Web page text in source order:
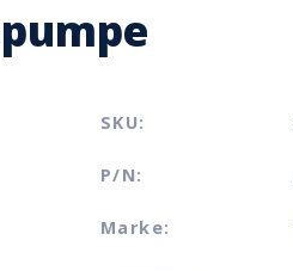
SKU:
P/N:
Marke: